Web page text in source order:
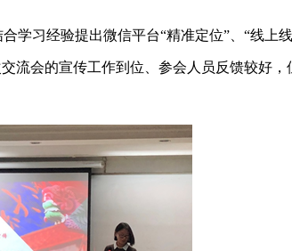
学习经验提出微信平台“精准定位”、“线上
流会的宣传工作到位、参会人员反馈较好